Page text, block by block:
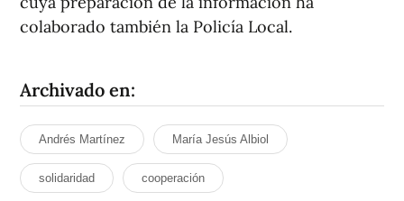
colaborado también la Policía Local.
Archivado en:
Andrés Martínez María Jesús Albiol
solidaridad cooperación